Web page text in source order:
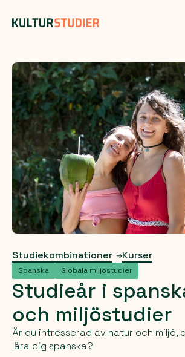
Studiekombinationer Kurser
Spanska Globala miljöstudier
Studieår i
och miljöstudier
Är du intresserad av natur och miljö,
lära dig spanska?